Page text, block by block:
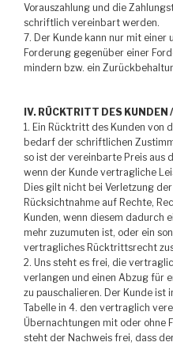
Vorauszahlung und die
schriftlich vereinbart werden.
7. Der Kunde kann nur mit
Forderung gegenüber einer
mindern bzw. ein
IV. RÜCKTRITT DES KUNDEN
1. Ein Rücktritt des Kunden von
bedarf der schriftlichen
so ist der vereinbarte Preis aus
wenn der Kunde vertragliche
Dies gilt nicht bei Verletzung
Rücksichtnahme auf Rechte,
Kunden, wenn diesem dadurch
mehr zuzumuten ist, oder ein
vertragliches Rücktrittsrecht
2. Uns steht es frei, die
verlangen und einen Abzug für
zu pauschalieren. Der Kunde ist
Tabelle in 4. den vertraglich
Übernachtungen mit oder ohne
steht der Nachweis frei, dass